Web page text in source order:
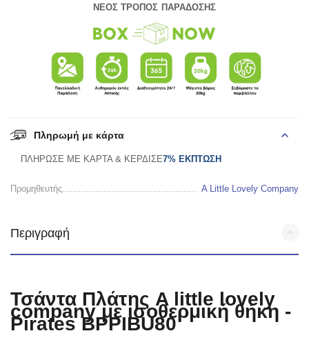
ΝΕΟΣ ΤΡΟΠΟΣ ΠΑΡΑΔΟΣΗΣ
Πληρωμή με κάρτα
ΠΛΗΡΩΣΕ ΜΕ ΚΑΡΤΑ & ΚΕΡΔΙΣΕ7% ΕΚΠΤΩΣΗ
Προμηθευτής A Little Lovely Company
Περιγραφή
Τσάντα Πλάτης A little lovely
company με ισοθερμική θήκη -
Pirates BPPIBU80